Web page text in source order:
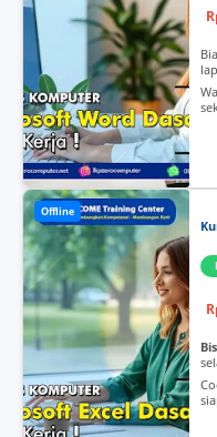
Offline